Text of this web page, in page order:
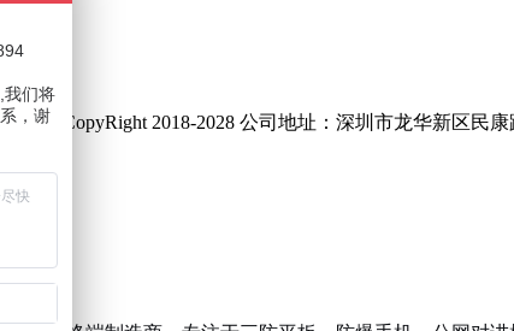
司 © CopyRight 2018-2028 公司地址：深圳市龙华新区民
我们将
，谢